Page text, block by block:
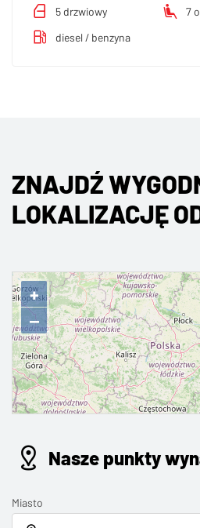
5 drzwiowy
7
diesel / benzyna
ZNAJDŹ
LOKALIZACJĘ
+
−
Nasze punkty
Miasto